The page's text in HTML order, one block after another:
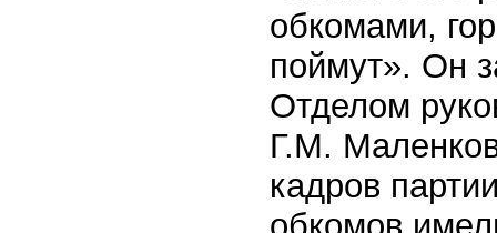
обкомами,
поймут». Он
Отделом
Г.М.
кадров